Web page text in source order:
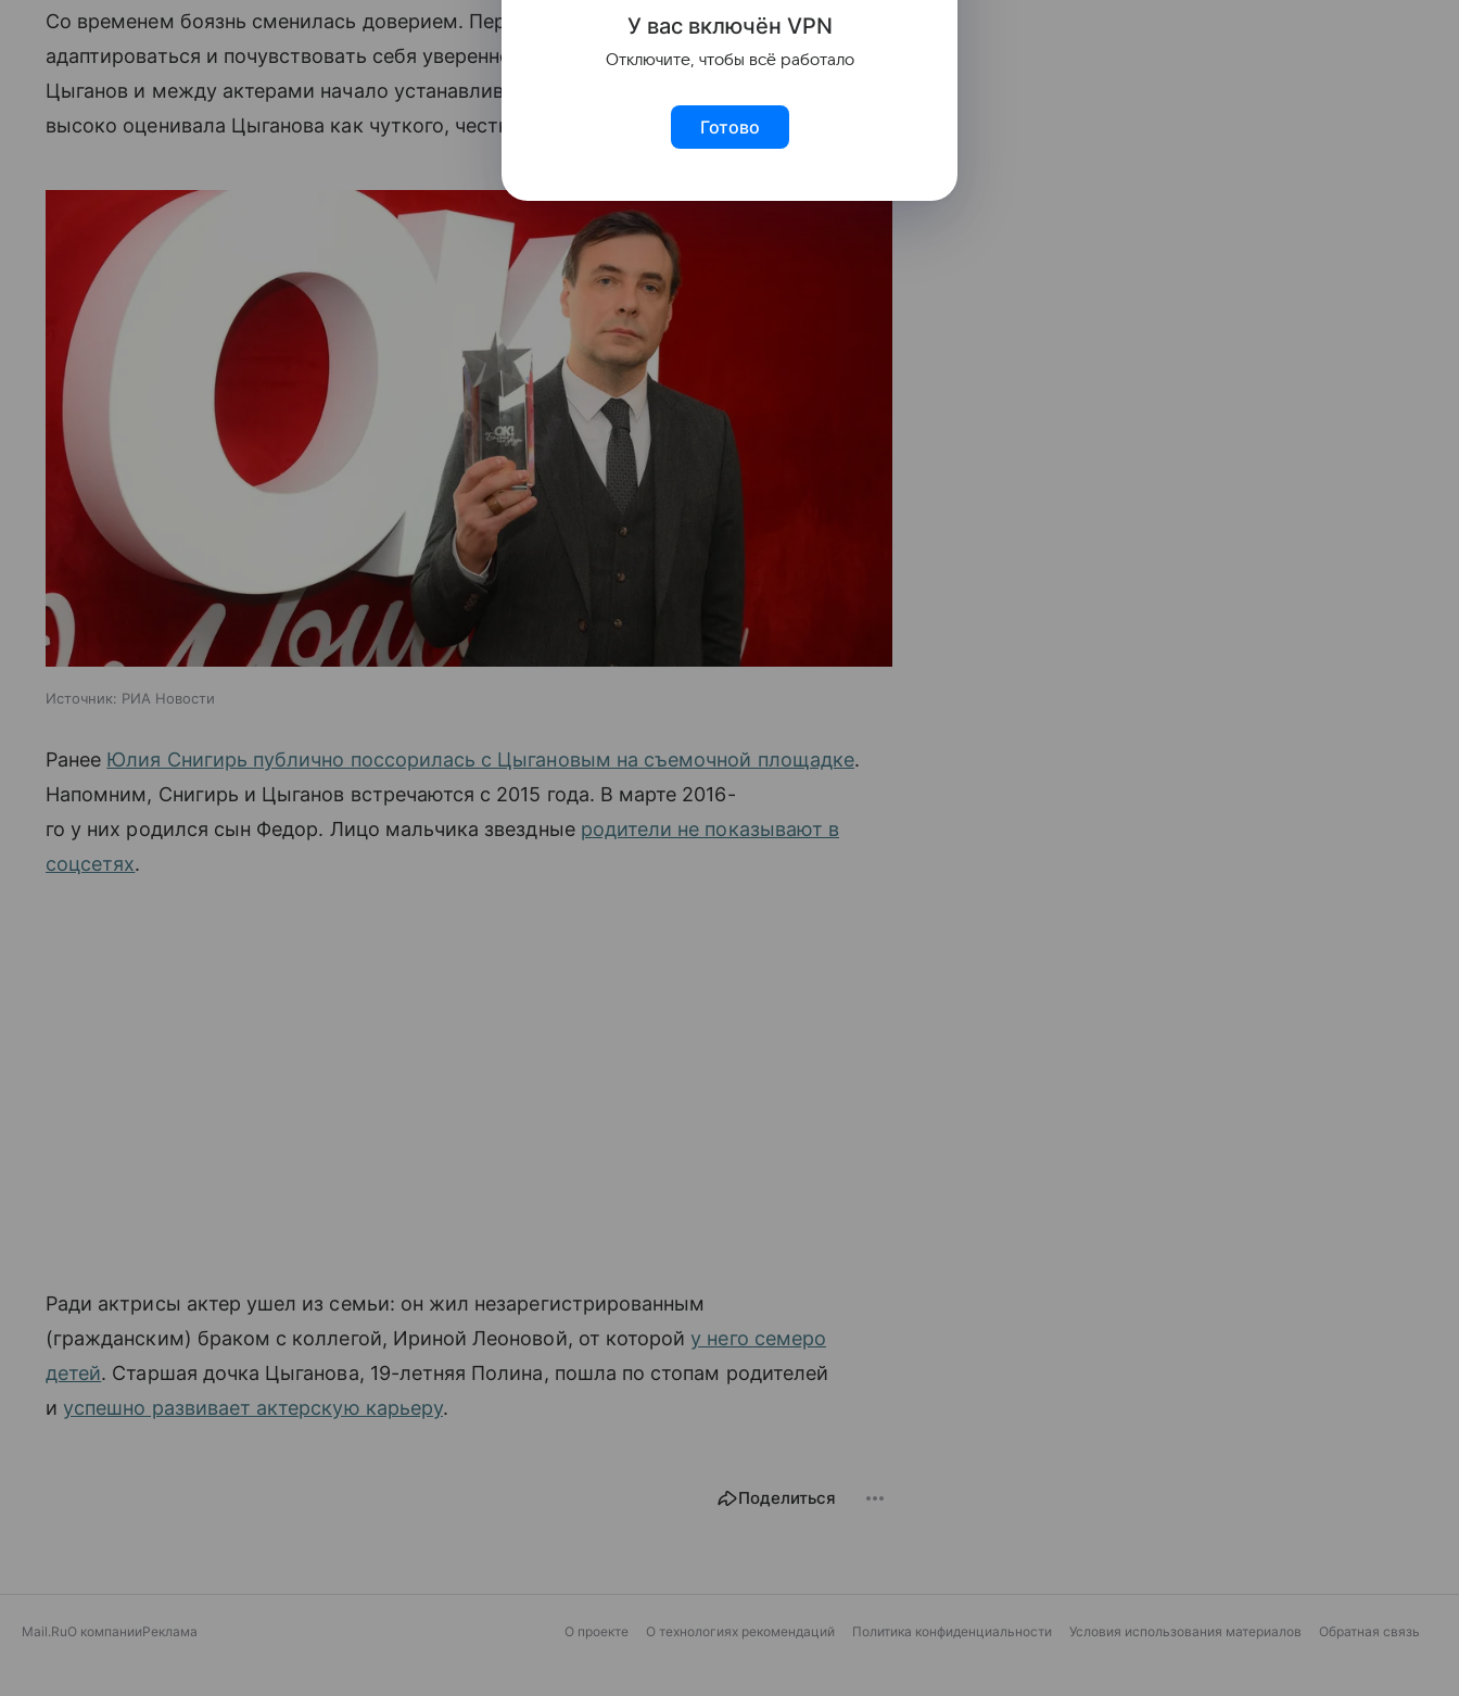
Со временем боязнь сменилась доверием. Первый день съемок помог Леоновой
адаптироваться и почувствовать себя увереннее. Во второй день на площадку пришел
Цыганов и между актерами начало устанавливать теплое взаимопонимание. Леонова
высоко оценивала Цыганова как чуткого, честного и доброго человека.
Источник: РИА Новости
Ранее Юлия Снигирь публично поссорилась с Цыгановым на съемочной площадке.
Напомним, Снигирь и Цыганов встречаются с 2015 года. В марте 2016-
го у них родился сын Федор. Лицо мальчика звездные родители не показывают в
соцсетях.
Ради актрисы актер ушел из семьи: он жил незарегистрированным
(гражданским) браком с коллегой, Ириной Леоновой, от которой у него семеро
детей. Старшая дочка Цыганова, 19-летняя Полина, пошла по стопам родителей
и успешно развивает актерскую карьеру.
Поделиться
Mail.RuО компанииРеклама О проекте О технологиях рекомендаций Политика конфиденциальности Условия использования материалов Обратная связь
У вас включён VPN
Отключите, чтобы всё работало
Готово